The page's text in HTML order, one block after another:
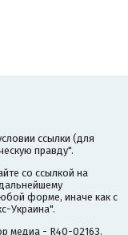
ссылки (для
правду".
со ссылкой на
форме, иначе как с
Украина".
медиа - R40-02163.